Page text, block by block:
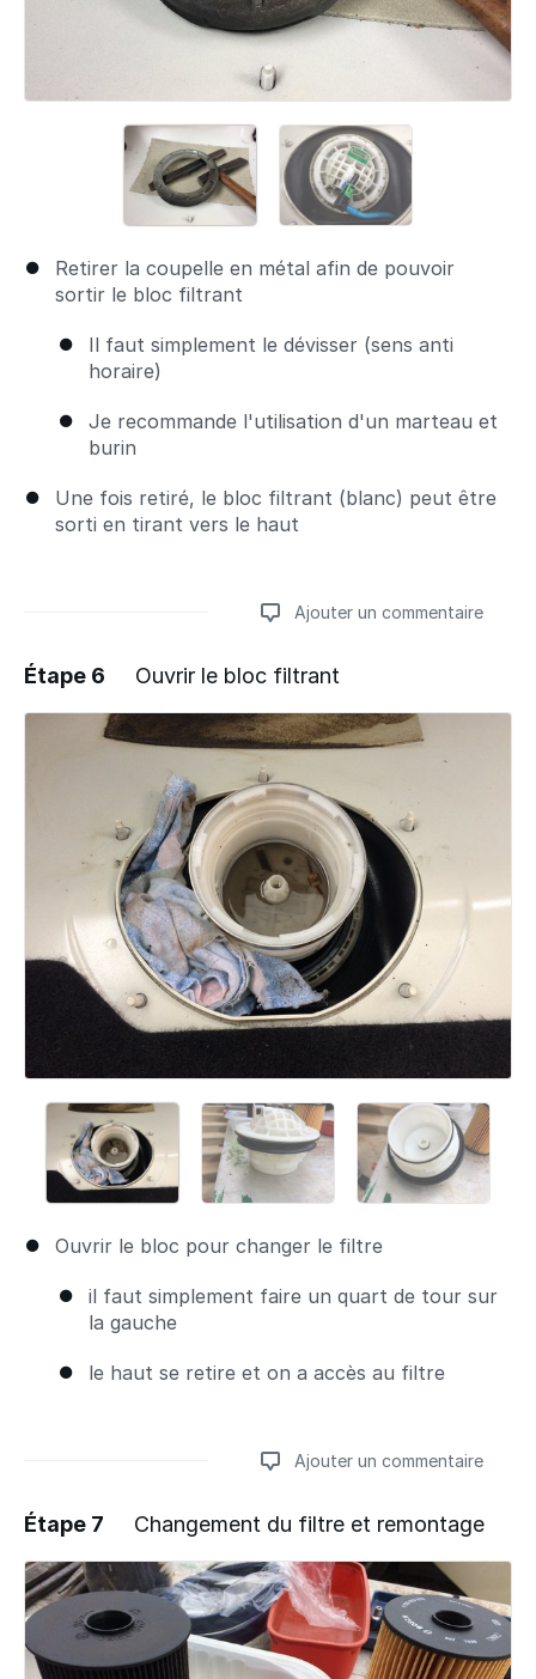
Retirer la coupelle en métal afin de pouvoir
sortir le bloc filtrant
Il faut simplement le dévisser (sens anti
horaire)
Je recommande l'utilisation d'un marteau et
burin
Une fois retiré, le bloc filtrant (blanc) peut être
sorti en tirant vers le haut
Ajouter un commentaire
Ajouter un commentaire
Étape 6 Ouvrir le bloc filtrant
Ouvrir le bloc pour changer le filtre
il faut simplement faire un quart de tour sur
la gauche
le haut se retire et on a accès au filtre
Ajouter un commentaire
Ajouter un commentaire
Étape 7 Changement du filtre et remontage